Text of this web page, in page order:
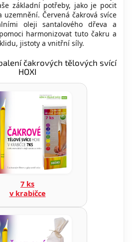
základní potřeby, jako je pocit
uzemnění. Červená čakrová svíce
oleji santalového dřeva a
harmonizovat tuto čakru a
jistoty a vnitřní síly.
čakrových tělových svící
HOXI
7 ks
v krabičce